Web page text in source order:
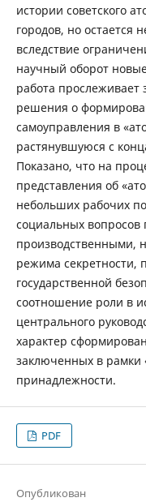
истории советского
городов, но остается
вследствие
научный оборот
работа
решения о
самоуправления в
растянувшуюся с
Показано, что на
представления об
небольших рабочих
социальных
производственными,
режима секретности,
государственной
соотношение роли в
центрального
характер
заключенных в рамки
принадлежности.
PDF
Опубликован